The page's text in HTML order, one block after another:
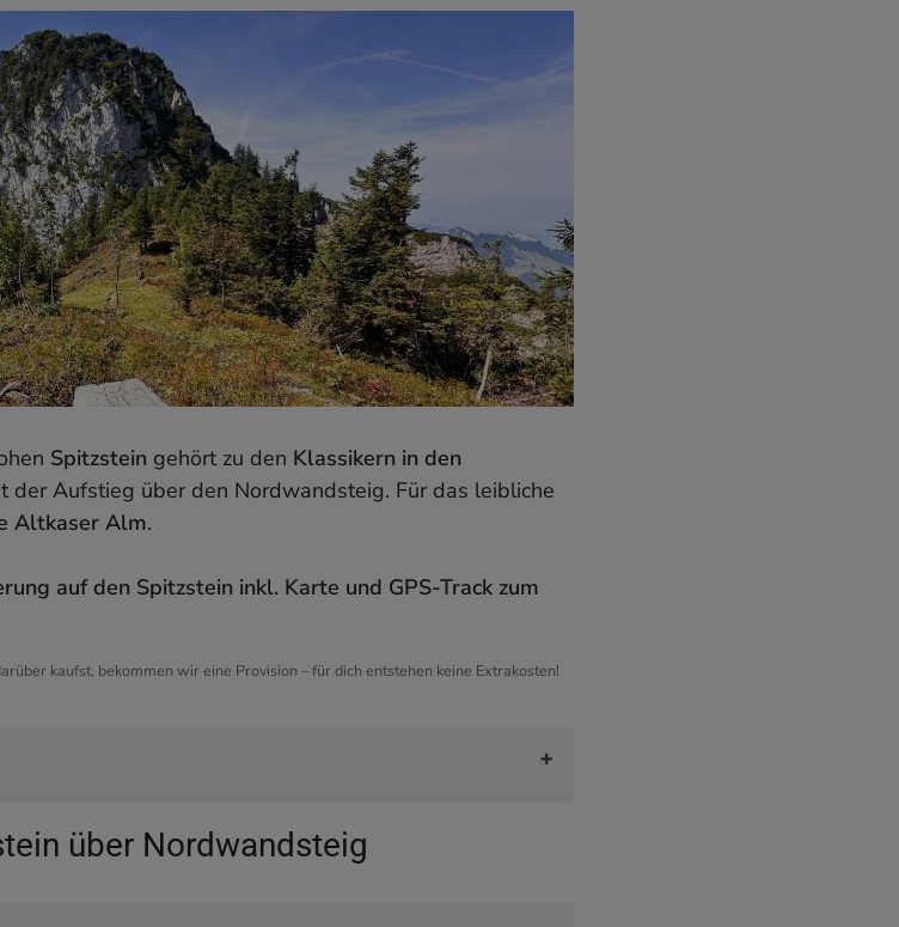
Spitzstein gehört zu den Klassikern in den
der Aufstieg über den Nordwandsteig. Für das leibliche
Altkaser Alm.
auf den Spitzstein inkl. Karte und GPS-Track zum
kaufst, bekommen wir eine Provision – für dich entstehen keine Extrakosten!
über Nordwandsteig